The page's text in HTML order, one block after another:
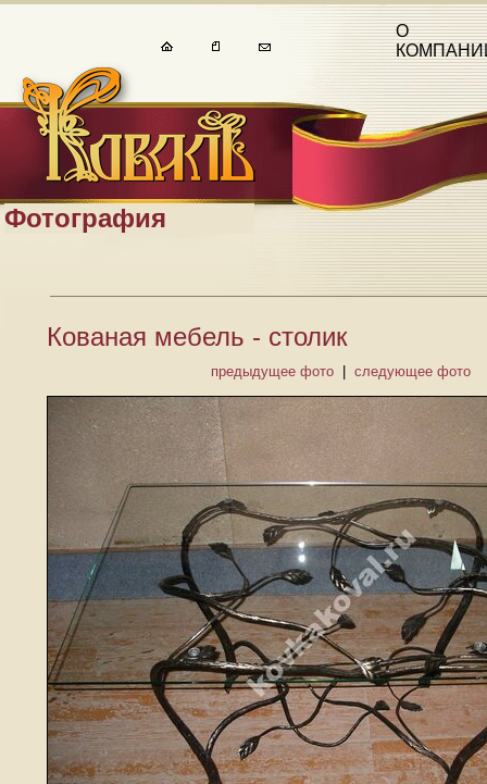
Фотография
О
Кованая мебель - столик
предыдущее фото |следующее фото